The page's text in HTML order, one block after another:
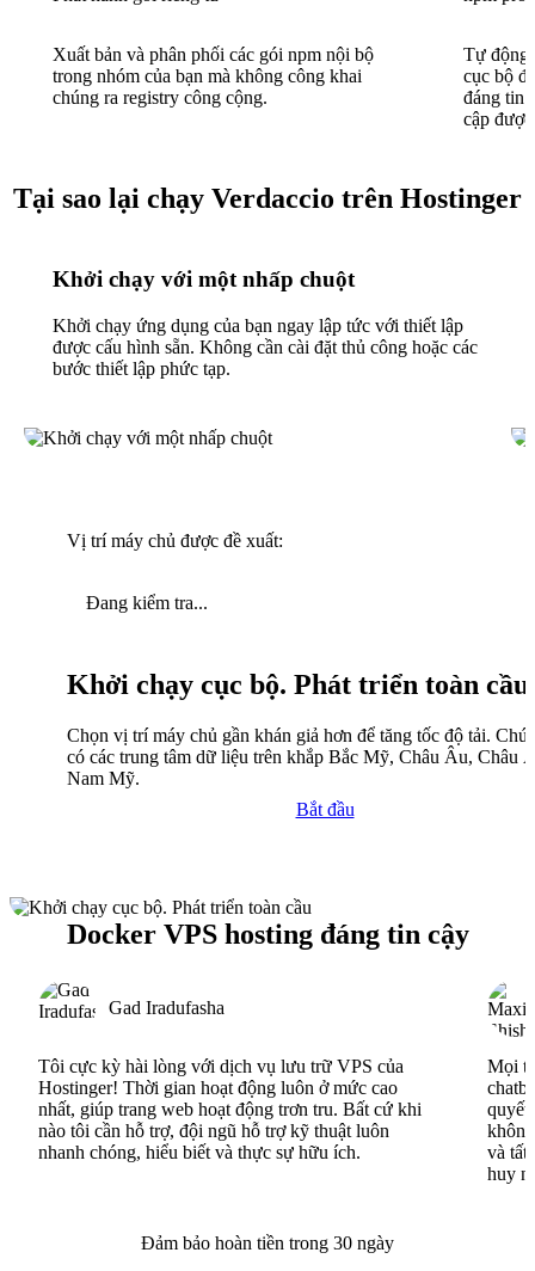
Xuất bản và phân phối các gói npm nội bộ
trong nhóm của bạn mà không công khai
chúng ra registry công cộng.
Tự động
cục bộ
đáng tin
cập
Tại sao lại chạy Verdaccio trên Hostinger
Khởi chạy với một nhấp chuột
Khởi chạy ứng dụng của bạn ngay lập tức với thiết lập
được cấu hình sẵn. Không cần cài đặt thủ công hoặc các
bước thiết lập phức tạp.
Vị trí máy chủ được đề xuất:
Đang kiểm tra...
Khởi chạy cục bộ. Phát triển toàn cầu
Chọn vị trí máy chủ gần khán giả hơn để tăng tốc độ tải.
có các trung tâm dữ liệu trên khắp Bắc Mỹ, Châu Âu, Châu
Nam Mỹ.
Bắt đầu
Docker VPS hosting đáng tin cậy
Gad Iradufasha
Tôi cực kỳ hài lòng với dịch vụ lưu trữ VPS của
Hostinger! Thời gian hoạt động luôn ở mức cao
nhất, giúp trang web hoạt động trơn tru. Bất cứ khi
nào tôi cần hỗ trợ, đội ngũ hỗ trợ kỹ thuật luôn
nhanh chóng, hiểu biết và thực sự hữu ích.
Mọi
quyết
và tất
huy
Đảm bảo hoàn tiền trong 30 ngày